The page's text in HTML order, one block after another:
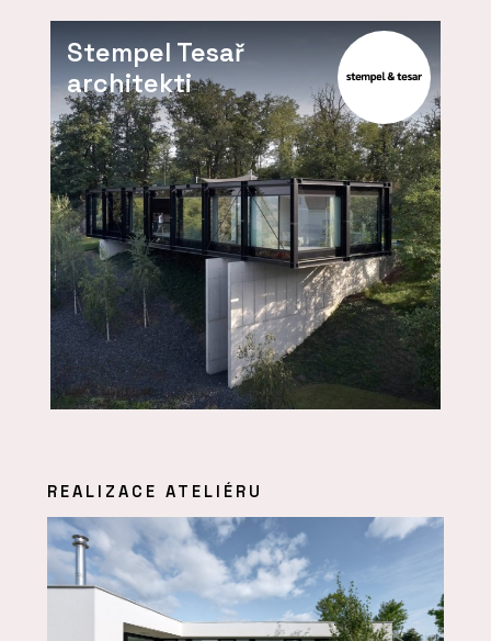
Stempel Tesař
architekti
REALIZACE ATELIÉRU